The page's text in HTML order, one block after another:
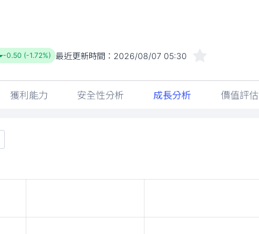
-0.50 (-1.72%) 最近更新時間： 2026/08/07 05:30
獲利能力 安全性分析 成長分析 價值評估